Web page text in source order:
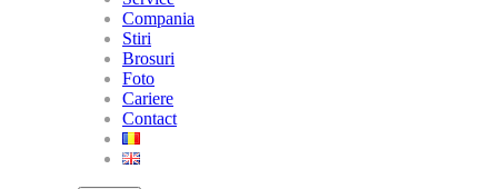
Compania
Stiri
Brosuri
Foto
Cariere
Contact